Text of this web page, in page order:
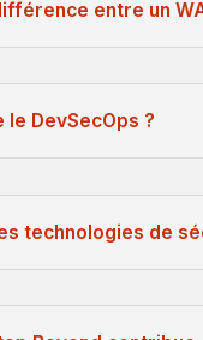
entre un
le DevSecOps ?
technologies de